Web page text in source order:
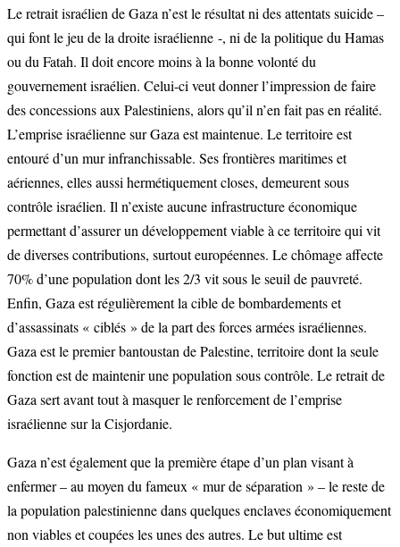
Le retrait israélien de Gaza n’est le résultat ni des attentats suicide –
qui font le jeu de la droite israélienne -, ni de la politique du Hamas
ou du Fatah. Il doit encore moins à la bonne volonté du
gouvernement israélien. Celui-ci veut donner l’impression de faire
des concessions aux Palestiniens, alors qu’il n’en fait pas en réalité.
L’emprise israélienne sur Gaza est maintenue. Le territoire est
entouré d’un mur infranchissable. Ses frontières maritimes et
aériennes, elles aussi hermétiquement closes, demeurent sous
contrôle israélien. Il n’existe aucune infrastructure économique
permettant d’assurer un développement viable à ce territoire qui vit
de diverses contributions, surtout européennes. Le chômage affecte
70% d’une population dont les 2/3 vit sous le seuil de pauvreté.
Enfin, Gaza est régulièrement la cible de bombardements et
d’assassinats « ciblés » de la part des forces armées israéliennes.
Gaza est le premier bantoustan de Palestine, territoire dont la seule
fonction est de maintenir une population sous contrôle. Le retrait de
Gaza sert avant tout à masquer le renforcement de l’emprise
israélienne sur la Cisjordanie.
Gaza n’est également que la première étape d’un plan visant à
enfermer – au moyen du fameux « mur de séparation » – le reste de
la population palestinienne dans quelques enclaves économiquement
non viables et coupées les unes des autres. Le but ultime est